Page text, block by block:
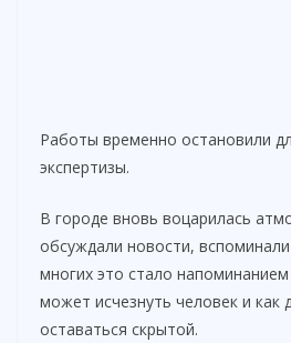
Работы временно остановили
экспертизы.
В городе вновь воцарилась
обсуждали новости,
многих это стало
может исчезнуть человек и как
оставаться скрытой.